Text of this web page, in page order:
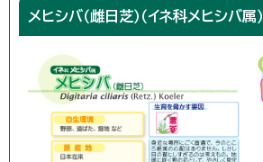
メヒシバ（雌日芝）（イネ科メヒシバ属）